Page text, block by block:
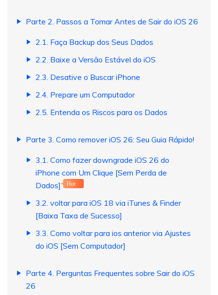
Parte 2. Passos a Tomar Antes de Sair do iOS 26
2.1. Faça Backup dos Seus Dados
2.2. Baixe a Versão Estável do iOS
2.3. Desative o Buscar iPhone
2.4. Prepare um Computador
2.5. Entenda os Riscos para os Dados
Parte 3. Como remover iOS 26: Seu Guia Rápido!
3.1. Como fazer downgrade iOS 26 do
iPhone com Um Clique [Sem Perda de
Dados]
Hot
3.2. voltar para iOS 18 via iTunes & Finder
[Baixa Taxa de Sucesso]
3.3. Como voltar para ios anterior via Ajustes
do iOS [Sem Computador]
Parte 4. Perguntas Frequentes sobre Sair do iOS
26